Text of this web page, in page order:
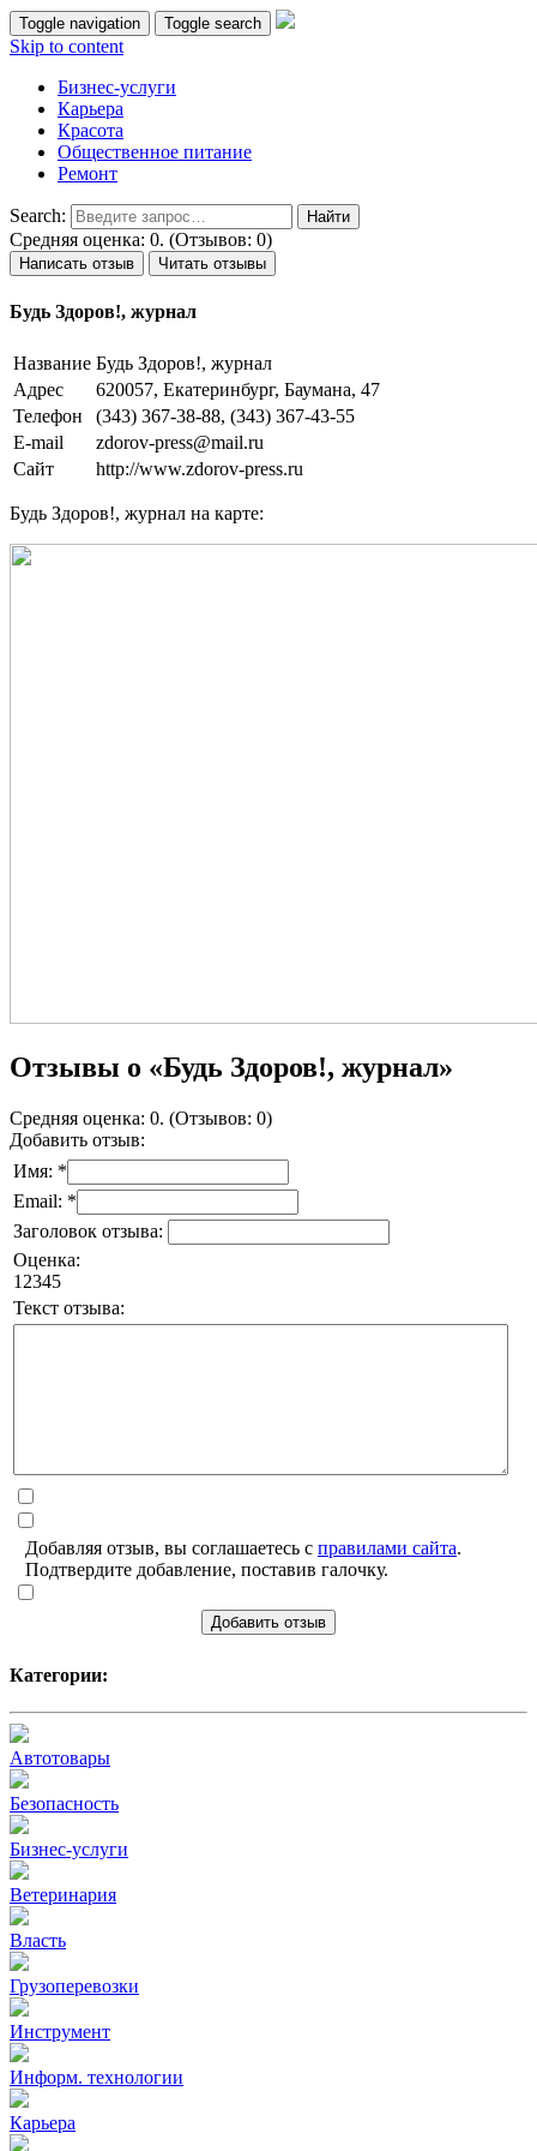
Toggle navigation Toggle search
Skip to content
Бизнес-услуги
Карьера
Красота
Общественное питание
Ремонт
Search:
Средняя оценка: 0. (Отзывов: 0)
Написать отзыв Читать отзывы
Будь Здоров!, журнал
Название Будь Здоров!, журнал
Адрес
620057, Екатеринбург, Баумана, 47
Телефон
(343) 367-38-88, (343) 367-43-55
E-mail
zdorov-press@mail.ru
Сайт
http://www.zdorov-press.ru
Будь Здоров!, журнал на карте:
Отзывы о «Будь Здоров!, журнал»
Средняя оценка: 0. (Отзывов: 0)
Добавить отзыв:
Имя: *
Email: *
Заголовок отзыва:
Оценка:
1 2345
Текст отзыва:
Добавляя отзыв, вы соглашаетесь с правилами сайта.
Подтвердите добавление, поставив галочку.
Добавить отзыв
Категории:
Автотовары
Безопасность
Бизнес-услуги
Ветеринария
Власть
Грузоперевозки
Инструмент
Информ. технологии
Карьера